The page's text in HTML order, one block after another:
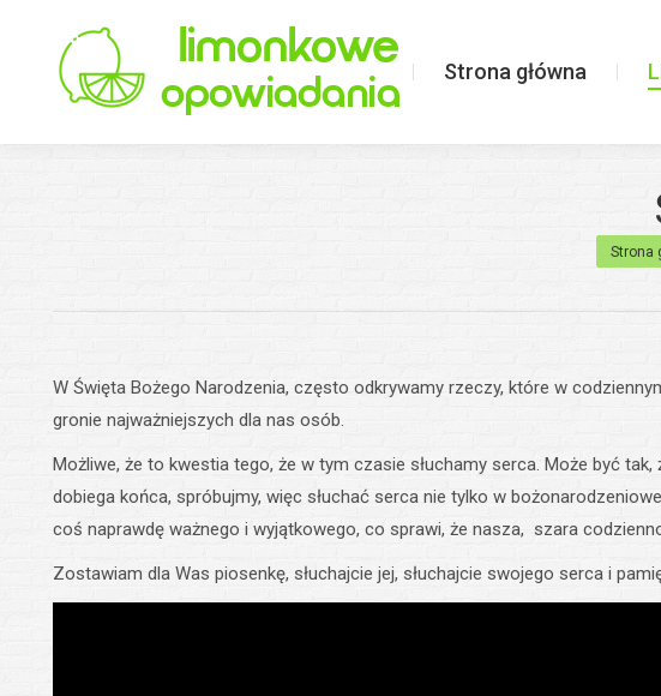
Strona główna
Jesteś
Strona
W Święta Bożego Narodzenia, często odkrywamy rzeczy, które w
gronie najważniejszych dla nas osób.
Możliwe, że to kwestia tego, że w tym czasie słuchamy serca. Może być
dobiega końca, spróbujmy, więc słuchać serca nie tylko w
coś naprawdę ważnego i wyjątkowego, co sprawi, że nasza, szara
Zostawiam dla Was piosenkę, słuchajcie jej, słuchajcie swojego serca i
Strona główna Limonkowo o świecie